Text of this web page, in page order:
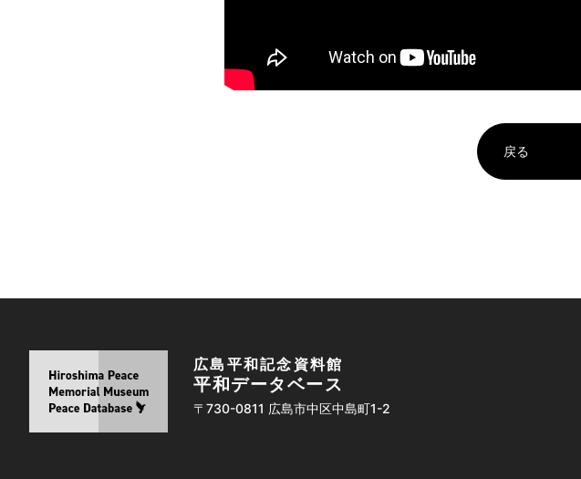
戻る
広島平和記念資料館
平和データベース
〒730-0811 広島市中区中島町1-2